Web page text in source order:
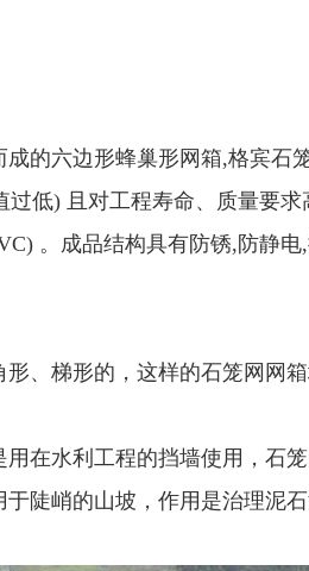
六边形蜂巢形网箱,格宾石
过低) 且对工程寿命、质量要
。成品结构具有防锈,防静
梯形的，这样的石笼网网箱
用在水利工程的挡墙使用，石
陡峭的山坡，作用是治理泥